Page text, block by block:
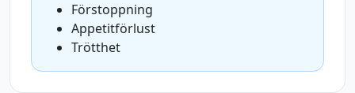
Förstoppning
Appetitförlust
Trötthet